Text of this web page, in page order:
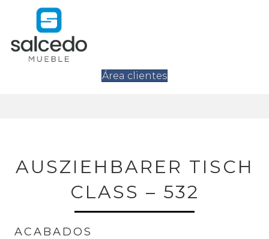
Área clientes
AUSZIEHBARER TISCH
CLASS – 532
ACABADOS